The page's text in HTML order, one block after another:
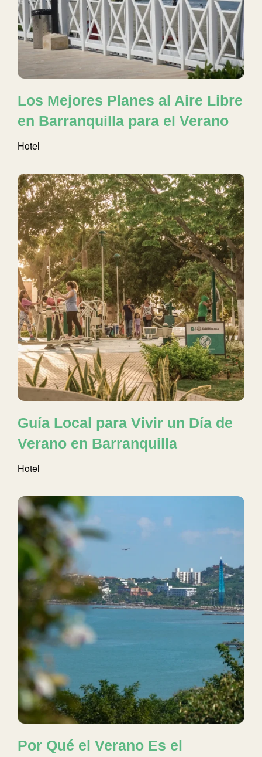
Los Mejores Planes al Aire Libre
en Barranquilla para el Verano
Hotel
Guía Local para Vivir un Día de
Verano en Barranquilla
Hotel
Por Qué el Verano Es el